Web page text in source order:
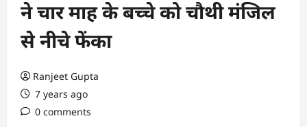
ने चार माह के बच्चे को चौथी मंजिल
से नीचे फेंका
Ranjeet Gupta
7 years ago
0 comments